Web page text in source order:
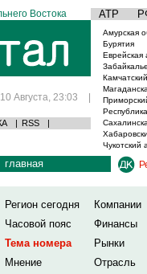
Востока АТР
10 Августа, 23:03 |
| RSS |
Амурская
Бурятия
Еврейская
Чукотский
главная
Регион сегодня
Компании
Часовой пояс
Финансы
Тема номера
Рынки
Мнение
Отрасль